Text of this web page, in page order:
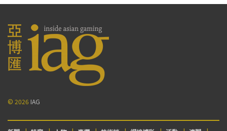
© 2026 IAG